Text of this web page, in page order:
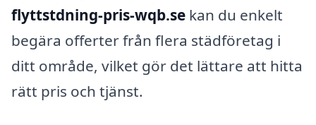
flyttstdning-pris-wqb.se kan du enkelt
begära offerter från flera städföretag i
ditt område, vilket gör det lättare att hitta
rätt pris och tjänst.